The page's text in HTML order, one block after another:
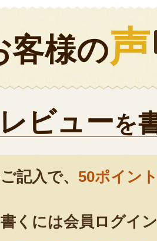
客様の声
レビューを
記入で、 50ポイン
くには会員ログイ